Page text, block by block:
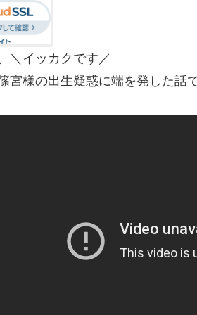
＼イッカクです／
宮様の出生疑惑に端を発した話